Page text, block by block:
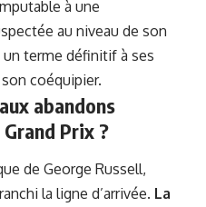
à une
au niveau de son
terme définitif à ses
coéquipier.
abandons
Prix ?
de George Russell,
la ligne d’arrivée. La